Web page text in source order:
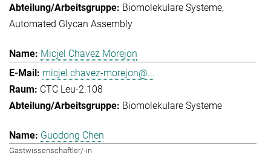
Biomolekulare Systeme
Automated Glycan Assembly
Micjel Chavez Morejon
micjel.chavez-morejon@...
CTC Leu-2.108
Biomolekulare Systeme
Guodong Chen
Gastwissenschaftler/-in